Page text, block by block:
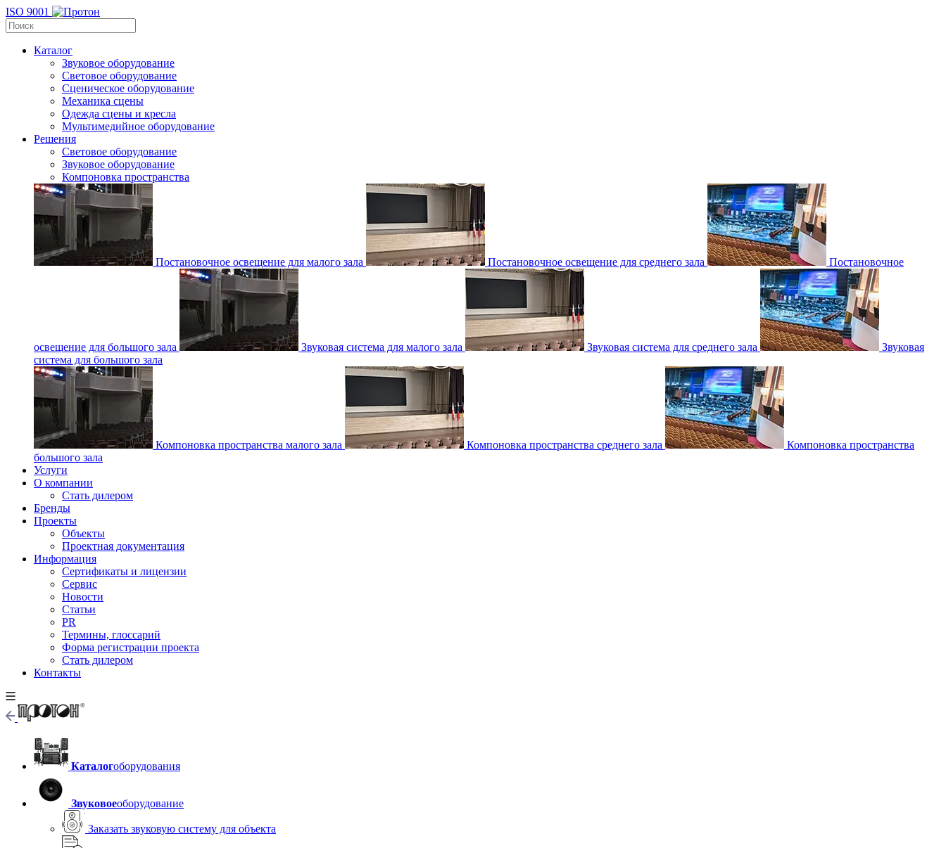
ISO 9001
Каталог
Звуковое оборудование
Световое оборудование
Сценическое оборудование
Механика сцены
Одежда сцены и кресла
Мультимедийное оборудование
Решения
Световое оборудование
Звуковое оборудование
Компоновка пространства
Постановочное освещение для малого зала Постановочное освещение для среднего зала Постановочное
освещение для большого зала Звуковая система для малого зала Звуковая система для среднего зала
Звуковая
система для большого зала
Компоновка пространства малого зала Компоновка пространства среднего зала
Компоновка пространства
большого зала
Услуги
О компании
Стать дилером
Бренды
Проекты
Объекты
Проектная документация
Информация
Сертификаты и лицензии
Сервис
Новости
Статьи
PR
Термины, глоссарий
Форма регистрации проекта
Стать дилером
Контакты
Каталогоборудования
Звуковоеоборудование
Заказать звуковую систему для объекта